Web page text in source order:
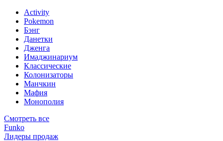
Activity
Pokemon
Бэнг
Данетки
Дженга
Имаджинариум
Классические
Колонизаторы
Манчкин
Мафия
Монополия
Смотреть все
Funko
Лидеры продаж